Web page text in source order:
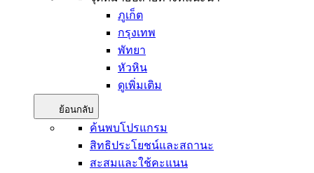
ภูเก็ต
กรุงเทพ
พัทยา
หัวหิน
ดูเพิ่มเติม
ย้อนกลับ
ค้นพบโปรแกรม
สิทธิประโยชน์และสถานะ
สะสมและใช้คะแนน